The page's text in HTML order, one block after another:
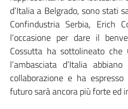
d’Italia a Belgrado, sono stati
Confindustria Serbia, Erich
l’occasione per dare il
Cossutta ha sottolineato che
l’ambasciata d’Italia
collaborazione e ha
futuro sarà ancora più forte ed